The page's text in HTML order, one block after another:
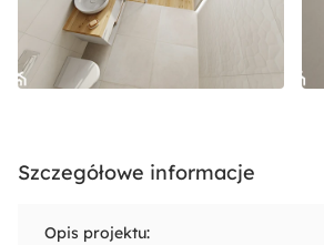
Szczegółowe informacje
Opis projektu: